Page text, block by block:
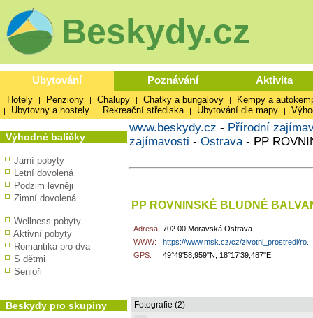
Beskydy.cz
Ubytování Poznávání Aktivita
Hotely | Penziony | Chalupy | Chatky a bungalovy | Kempy a
| Ubytovny a hostely | Rekreační střediska | Ubytování dle mapy |
Výhodné balíčky
Jarní pobyty
Letní dovolená
Podzim levněji
Zimní dovolená
Wellness pobyty
Aktivní pobyty
Romantika pro dva
S dětmi
Senioři
Beskydy pro skupiny
www.beskydy.cz - Přírodní
zajímavosti - Ostrava- PP
PP ROVNINSKÉ BLUDNÉ
Adresa: 702 00 Moravská Ostrava
WWW:
https://www.msk.cz/cz/zivotni_prostredi/ro...
GPS:
49°49'58,959"N, 18°17'39,487"E
Fotografie (2)